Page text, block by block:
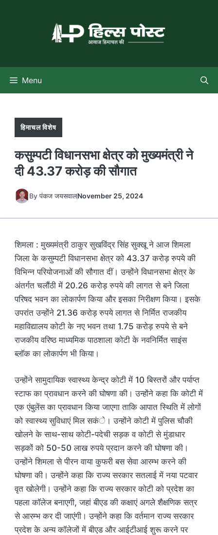
Menu
हिमाचल विशेष
कसुम्पटी विधानसभा क्षेत्र को मुख्यमंत्री ने
दी 43.37 करोड़ की सौगात
By पंकज जयसवालNovember 25, 2024
शिमला : मुख्यमंत्री ठाकुर सुखविंद्र सिंह सुक्खू ने आज शिमला
जिला के कसुम्पटी विधानसभा क्षेत्र को 43.37 करोड़ रुपये की
विभिन्न परियोजनाओं की सौगात दीं। उन्होंने विधानसभा क्षेत्र के
अंतर्गत चलौंठी में 20.26 करोड़ रुपये की लागत से बने जिला
परिषद भवन का लोकार्पण किया और इसका निरीक्षण किया। इसके
उपरांत उन्होंने 21.36 करोड़ रुपये लागत से निर्मित राजकीय
महाविद्यालय कोटी के नए भवन तथा 1.75 करोड़ रुपये से बने
राजकीय वरिष्ठ माध्यमिक पाठशाला कोटी के नवनिर्मित साइंस
ब्लॉक का लोकार्पण भी किया।
उन्होंने सामुदायिक स्वास्थ्य केन्द्र कोटी में 10 बिस्तरों और पर्याप्त
स्टाफ का प्रावधान करने की घोषणा की। उन्होंने कहा कि कोटी में
एक एंबुलेंस का प्रावधान किया जाएगा ताकि आपात स्थिति में लोगों
को स्वास्थ्य सुविधाएं मिल सकंे। उन्होंने कोटी में पुलिस चौकी
खोलने के साथ-साथ कोटी-पदेची सड़क व कोटी से मुंडाधार
सड़कों को 50-50 लाख रुपये प्रदान करने की घोषणा की।
उन्होंने शिमला से पीरन वाया कुफरी बस सेवा आरम्भ करने की
घोषणा की। उन्होंने कहा कि राज्य सरकार सतलाई में नया पटवार
वृत खोलेगी। उन्होंने कहा कि राज्य सरकार कोटी को प्रदेश का
पहला कॉलेज बनाएगी, जहां बीएड की कक्षाएं अगले शैक्षणिक सत्र
से आरम्भ कर दी जाएंगी। उन्होंने कहा कि वर्तमान राज्य सरकार
प्रदेश के अन्य कॉलेजों में बीएड और आईटीआई शुरू करने पर